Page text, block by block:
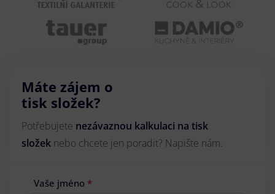
Máte zájem o
tisk složek?
Potřebujete nezávaznou kalkulaci na tisk
složek nebo chcete jen poradit? Napište nám.
Vaše jméno *